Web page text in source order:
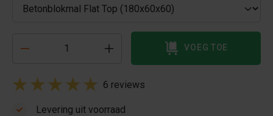
VOEG TOE
6 reviews
Levering uit voorraad